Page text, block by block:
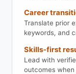
Career
Translate prior
keywords, and
Skills-first
Lead with
outcomes